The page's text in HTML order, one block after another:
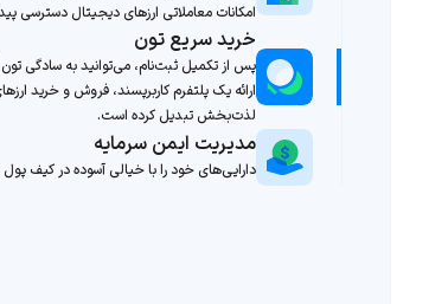
امکانات معاملاتی ارزهای دیجیتال دسترسی
خرید سریع تون
ارائه یک پلتفرم کاربرپسند، فروش و خرید
لذت‌بخش تبدیل کرده است.
مدیریت ایمن سرمایه
دارایی‌های خود را با خیالی آسوده در کیف